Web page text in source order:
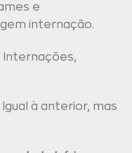
e
internação.
Internações,
à anterior, mas